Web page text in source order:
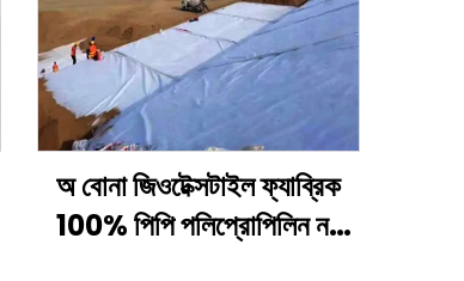
অ বোনা জিওটেক্সটাইল ফ্যাব্রিক
100% পিপি পলিপ্রোপিলিন নন